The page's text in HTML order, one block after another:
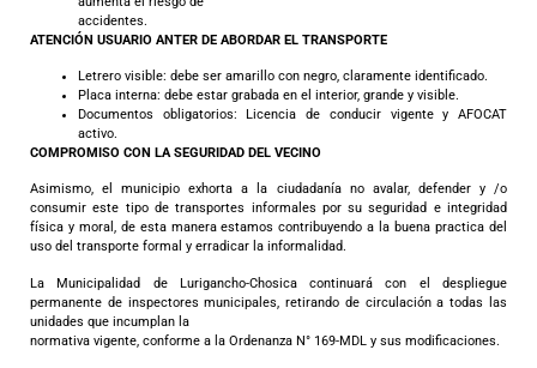
accidentes.
ATENCIÓN USUARIO ANTER DE ABORDAR EL TRANSPORTE
Letrero visible: debe ser amarillo con negro, claramente identificado.
Placa interna: debe estar grabada en el interior, grande y visible.
Documentos obligatorios: Licencia de conducir vigente y AFOCAT
activo.
COMPROMISO CON LA SEGURIDAD DEL VECINO
Asimismo, el municipio exhorta a la ciudadanía no avalar, defender y /o
consumir este tipo de transportes informales por su seguridad e integridad
física y moral, de esta manera estamos contribuyendo a la buena practica del
uso del transporte formal y erradicar la informalidad.
La Municipalidad de Lurigancho-Chosica continuará con el despliegue
permanente de inspectores municipales, retirando de circulación a todas las
unidades que incumplan la
normativa vigente, conforme a la Ordenanza N° 169-MDL y sus modificaciones.